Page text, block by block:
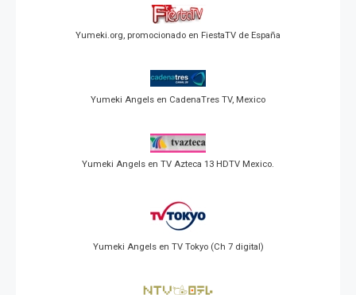
Yumeki.org, promocionado en FiestaTV de España
Yumeki Angels en CadenaTres TV, Mexico
Yumeki Angels en TV Azteca 13 HDTV Mexico.
Yumeki Angels en TV Tokyo (Ch 7 digital)